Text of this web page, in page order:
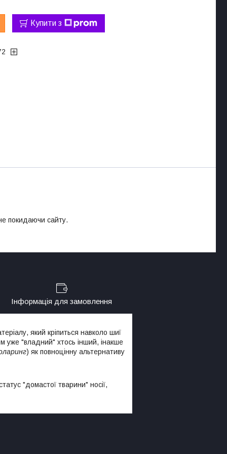
Купити з
покидаючи сайту.
Інформація для замовлення
який кріпиться навколо шиї
уже "владний" хтось інший, інакше
) як повноцінну альтернативу
"домастої тварини" носії,